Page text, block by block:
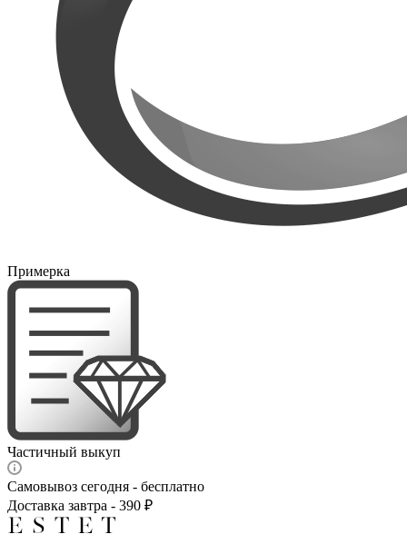
Примерка
Частичный выкуп
Самовывоз сегодня - бесплатно
Доставка завтра - 390 ₽